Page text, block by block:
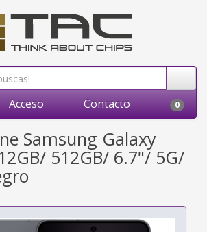
Acceso Contacto 0
Samsung Galaxy
512GB/ 6.7"/ 5G/